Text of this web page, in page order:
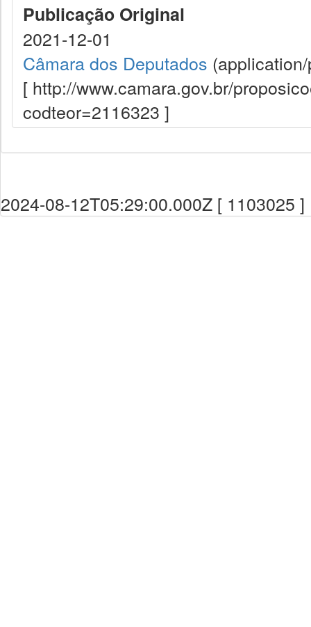
Publicação Original
2021-12-01
Câmara dos Deputados
[ http://www.camara.gov.br/
codteor=2116323 ]
2024-08-12T05:29:00.000Z [ 1103025 ]